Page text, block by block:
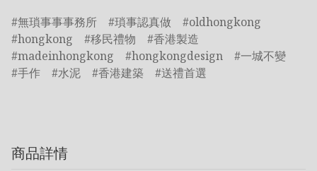
無瑣事事事務所
瑣事認真做
oldhongkong
hongkong
移民禮物
香港製造
madeinhongkong
hongkongdesign
一城不變
手作
水泥 香港建築 送禮首選
商品詳情